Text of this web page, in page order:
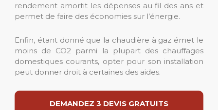
rendement amortit les dépenses au fil des ans et
permet de faire des économies sur l’énergie.
Enfin, étant donné que la chaudière à gaz émet le
moins de CO2 parmi la plupart des chauffages
domestiques courants, opter pour son installation
peut donner droit à certaines des aides.
DEMANDEZ 3 DEVIS GRATUITS